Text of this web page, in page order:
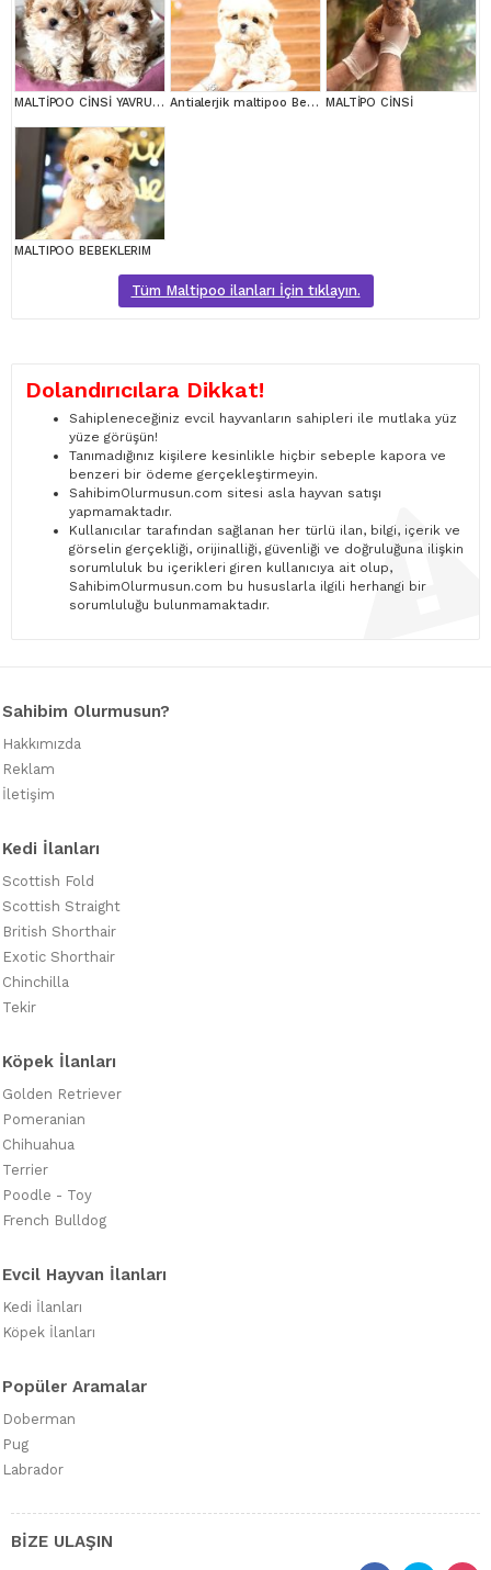
MALTİPOO CİNSİ YAVRULAR EV ÜRETİMİ Antialerjik maltipoo Bebeklerim MALTİPO CİNSİ
MALTIPOO BEBEKLERIM
Tüm Maltipoo ilanları İçin tıklayın.
Dolandırıcılara Dikkat!
Sahipleneceğiniz evcil hayvanların sahipleri ile mutlaka yüz
yüze görüşün!
Tanımadığınız kişilere kesinlikle hiçbir sebeple kapora ve
benzeri bir ödeme gerçekleştirmeyin.
SahibimOlurmusun.com sitesi asla hayvan satışı
yapmamaktadır.
Kullanıcılar tarafından sağlanan her türlü ilan, bilgi, içerik ve
görselin gerçekliği, orijinalliği, güvenliği ve doğruluğuna ilişkin
sorumluluk bu içerikleri giren kullanıcıya ait olup,
SahibimOlurmusun.com bu hususlarla ilgili herhangi bir
sorumluluğu bulunmamaktadır.
Sahibim Olurmusun?
Hakkımızda
Reklam
İletişim
Kedi İlanları
Scottish Fold
Scottish Straight
British Shorthair
Exotic Shorthair
Chinchilla
Tekir
Köpek İlanları
Golden Retriever
Pomeranian
Chihuahua
Terrier
Poodle - Toy
French Bulldog
Evcil Hayvan İlanları
Kedi İlanları
Köpek İlanları
Popüler Aramalar
Doberman
Pug
Labrador
BİZE ULAŞIN